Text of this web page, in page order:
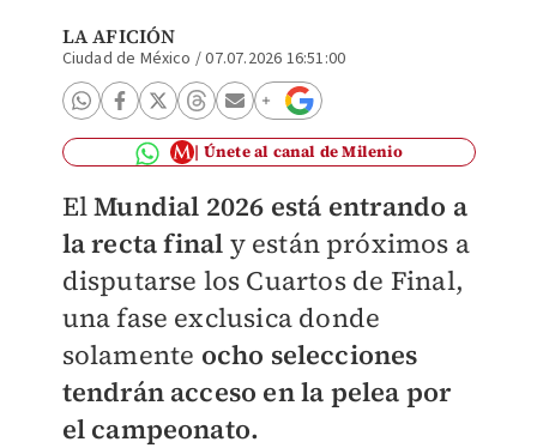
LA AFICIÓN
Ciudad de México /07.07.2026 16:51:00
Únete al canal de Milenio
ElMundial 2026 está entrando a
la recta final y están próximos a
disputarse los Cuartos de Final,
una fase exclusica donde
solamente ocho selecciones
tendrán acceso en la pelea por
el campeonato.